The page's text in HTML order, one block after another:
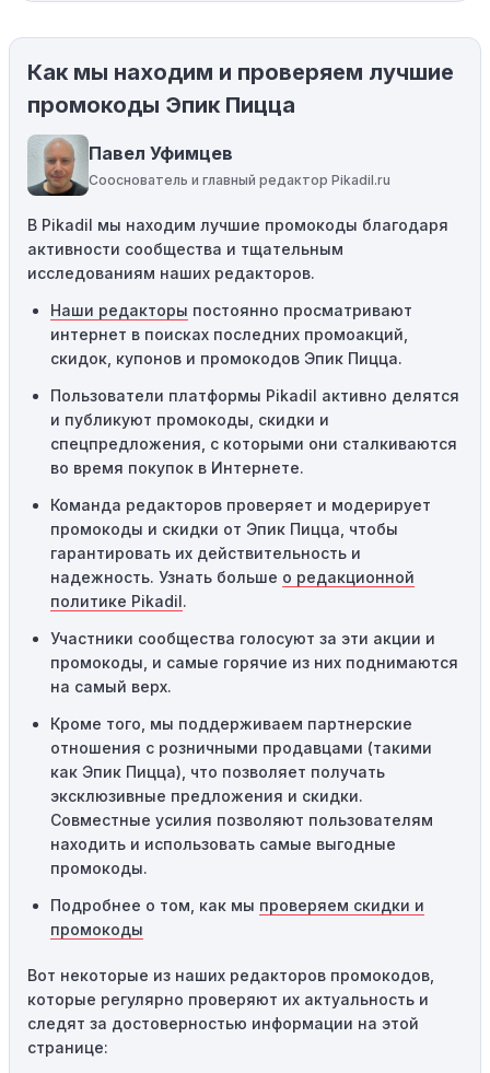
магазины предлагают скидки и акции напрямую, без
Ограничения на использование промокода:
Некоторые промокоды распространяются только на
определенные товары, бренды или категории. Если вы
пытаетесь применить код к товару, не
соответствующему критериям, он не сработает.
промокоды требуют соблюдения минимального
порога покупки, чтобы получить право на скидку. Если
сумма в корзине не соответствует указанному порогу,
код не сработает.
Географические ограничения:Действие некоторых
промокодов может быть ограничено определенными
местами или регионами. Если вы находитесь за
пределами указанного региона, то код не будет
применяться.
предназначены только для однократного
использования. Если код уже был использован кем-то
другим, он не будет действовать повторно.
Технические сбои:
привести к неработоспособности кодов промокодов. В
таких случаях следует обратиться за помощью в
службу поддержки.
Как мы находим и проверяем лучшие
промокоды Эпик Пицца
Павел Уфимцев
Сооснователь и главный редактор Pikadil.ru
В Pikadil мы находим лучшие промокоды благодаря
активности сообщества и тщательным
исследованиям наших редакторов.
Наши редакторы постоянно просматривают
интернет в поисках последних промоакций,
скидок, купонов и промокодов Эпик Пицца.
Пользователи платформы Pikadil активно делятся
и публикуют промокоды, скидки и
спецпредложения, с которыми они сталкиваются
во время покупок в Интернете.
Команда редакторов проверяет и модерирует
промокоды и скидки от Эпик Пицца, чтобы
гарантировать их действительность и
надежность. Узнать больше о редакционной
политике Pikadil.
Участники сообщества голосуют за эти акции и
промокоды, и самые горячие из них поднимаются
на самый верх.
Кроме того, мы поддерживаем партнерские
отношения с розничными продавцами (такими
как Эпик Пицца), что позволяет получать
эксклюзивные предложения и скидки.
Совместные усилия позволяют пользователям
находить и использовать самые выгодные
промокоды.
Подробнее о том, как мы проверяем скидки и
промокоды
Вот некоторые из наших редакторов промокодов,
которые регулярно проверяют их актуальность и
следят за достоверностью информации на этой
странице: